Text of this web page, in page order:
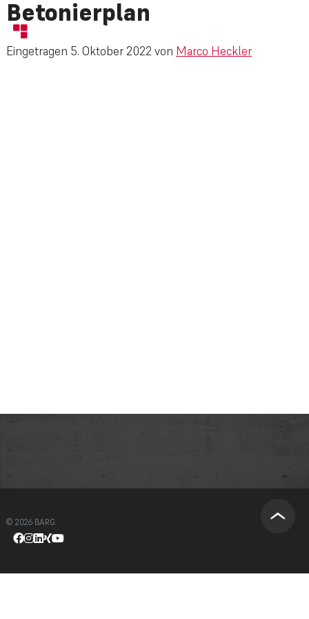
Betonierplan
Eingetragen 5. Oktober 2022von Marco Heckler
© 2026 BARG.